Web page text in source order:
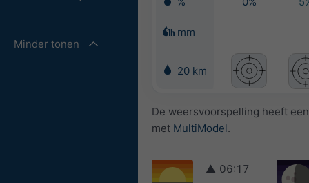
Minder tonen
mm
20 km
De weersvoorspelling heeft
met MultiModel.
▲ 06:17